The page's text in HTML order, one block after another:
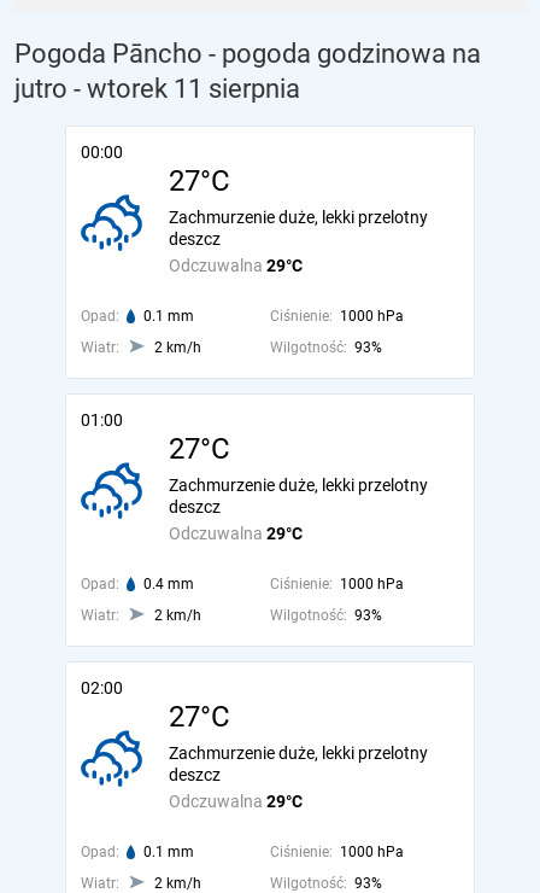
Pogoda Pāncho - pogoda godzinowa na
jutro - wtorek 11 sierpnia
00:00
27°C
Odczuwalna 29°C
Zachmurzenie duże, lekki przelotny
deszcz
Opad: 0.1 mm Ciśnienie: 1000 hPa
Wiatr:
2 km/h Wilgotność: 93%
01:00
27°C
Odczuwalna 29°C
Zachmurzenie duże, lekki przelotny
deszcz
Opad: 0.4 mm Ciśnienie: 1000 hPa
Wiatr:
2 km/h Wilgotność: 93%
02:00
27°C
Odczuwalna 29°C
Zachmurzenie duże, lekki przelotny
deszcz
Opad: 0.1 mm Ciśnienie: 1000 hPa
Wiatr:
2 km/h Wilgotność: 93%